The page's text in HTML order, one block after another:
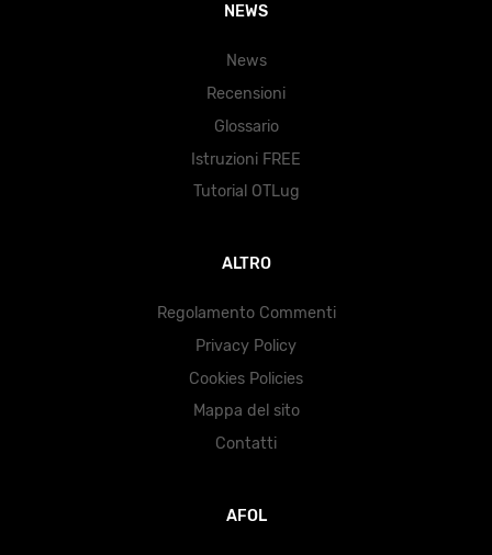
NEWS
News
Recensioni
Glossario
Istruzioni FREE
Tutorial OTLug
ALTRO
Regolamento Commenti
Privacy Policy
Cookies Policies
Mappa del sito
Contatti
AFOL